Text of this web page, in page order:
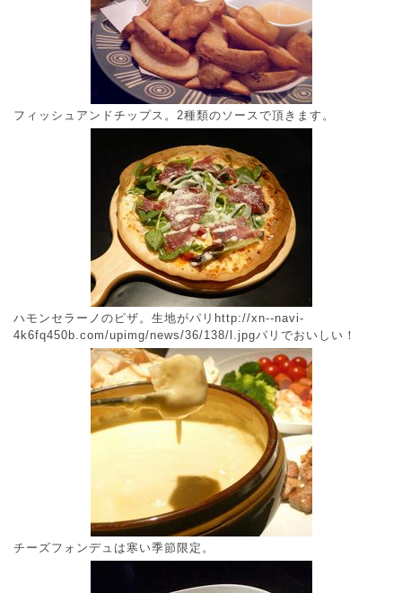
フィッシュアンドチップス。2種類のソースで頂きます。
ハモンセラーノのピザ。生地がパリhttp://xn--navi-
4k6fq450b.com/upimg/news/36/138/l.jpgパリでおいしい！
チーズフォンデュは寒い季節限定。